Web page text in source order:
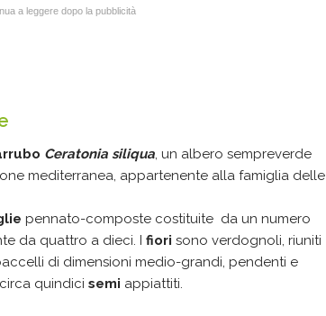
a leggere dopo la pubblicità
Ceratonia siliqua, un albero sempreverde
mediterranea, appartenente alla famiglia delle
pennato-composte costituite da un numero
da quattro a dieci. I fiori sono verdognoli, riuniti
di dimensioni medio-grandi, pendenti e
quindici semi appiattiti.